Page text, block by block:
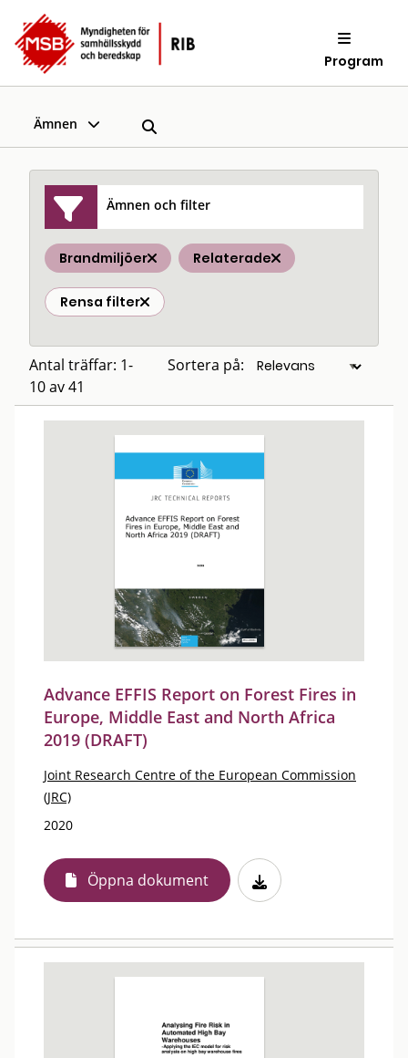
Program
Ämnen
Ämnen och filter
Brandmiljöer Relaterade
Rensa filter
Antal träffar: 1-
10 av 41
Sortera på:
Advance EFFIS Report on Forest Fires in
Europe, Middle East and North Africa
2019 (DRAFT)
Joint Research Centre of the European Commission
(JRC)
2020
Öppna dokument